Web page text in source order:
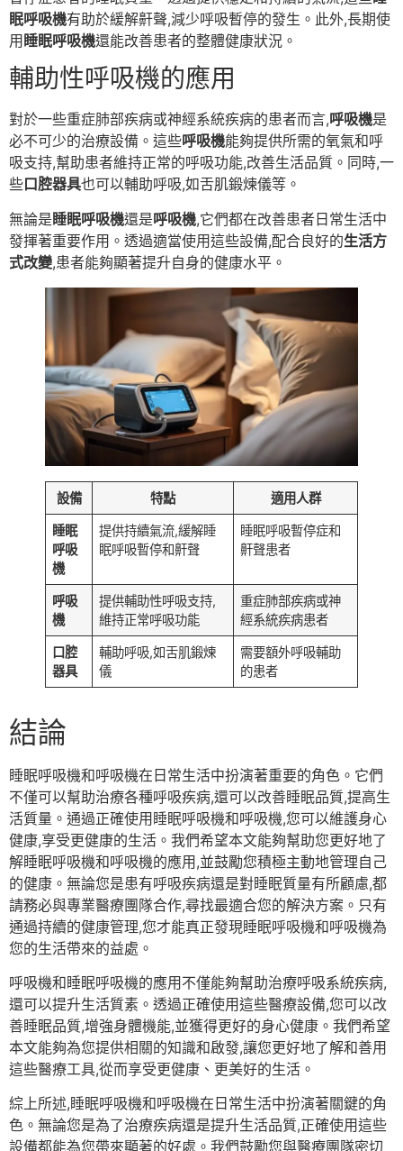
眠呼吸機有助於緩解鼾聲,減少呼吸暫停的發生。此外,長期使
用睡眠呼吸機還能改善患者的整體健康狀況。
輔助性呼吸機的應用
對於一些重症肺部疾病或神經系統疾病的患者而言,呼吸機是
必不可少的治療設備。這些呼吸機能夠提供所需的氧氣和呼
吸支持,幫助患者維持正常的呼吸功能,改善生活品質。同時,一
些口腔器具也可以輔助呼吸,如舌肌鍛煉儀等。
無論是睡眠呼吸機還是呼吸機,它們都在改善患者日常生活中
發揮著重要作用。透過適當使用這些設備,配合良好的生活方
式改變,患者能夠顯著提升自身的健康水平。
設備 特點 適用人群
睡眠
呼吸
機
提供持續氣流,緩解睡
眠呼吸暫停和鼾聲
睡眠呼吸暫停症和
鼾聲患者
呼吸
機
提供輔助性呼吸支持,
維持正常呼吸功能
重症肺部疾病或神
經系統疾病患者
口腔
器具
輔助呼吸,如舌肌鍛煉
儀
需要額外呼吸輔助
的患者
結論
睡眠呼吸機和呼吸機在日常生活中扮演著重要的角色。它們
不僅可以幫助治療各種呼吸疾病,還可以改善睡眠品質,提高生
活質量。通過正確使用睡眠呼吸機和呼吸機,您可以維護身心
健康,享受更健康的生活。我們希望本文能夠幫助您更好地了
解睡眠呼吸機和呼吸機的應用,並鼓勵您積極主動地管理自己
的健康。無論您是患有呼吸疾病還是對睡眠質量有所顧慮,都
請務必與專業醫療團隊合作,尋找最適合您的解決方案。只有
通過持續的健康管理,您才能真正發現睡眠呼吸機和呼吸機為
您的生活帶來的益處。
呼吸機和睡眠呼吸機的應用不僅能夠幫助治療呼吸系統疾病,
還可以提升生活質素。透過正確使用這些醫療設備,您可以改
善睡眠品質,增強身體機能,並獲得更好的身心健康。我們希望
本文能夠為您提供相關的知識和啟發,讓您更好地了解和善用
這些醫療工具,從而享受更健康、更美好的生活。
綜上所述,睡眠呼吸機和呼吸機在日常生活中扮演著關鍵的角
色。無論您是為了治療疾病還是提升生活品質,正確使用這些
設備都能為您帶來顯著的好處。我們鼓勵您與醫療團隊密切